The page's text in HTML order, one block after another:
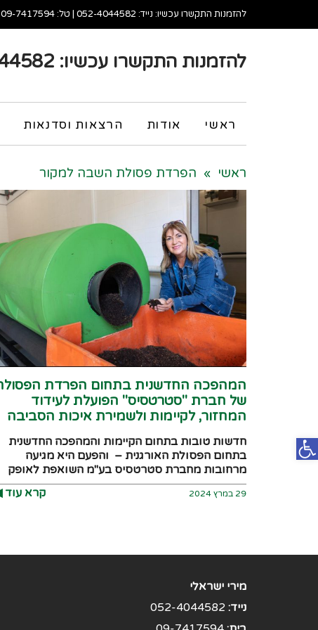
פתח סרגל נגישות
להזמנות התקשרו עכשיו: נייד: 052-4044582 | טל:09-7417594
להזמנות התקשרו עכשיו:
ראשי אודות הרצאות וסדנאות
ראשי » הפרדת פסולת השבה למקור
המהפכה החדשנית בתחום הפרדת
של חברת "סטרטסיס" הפועלת לעידוד
המחזור, לקיימות ולשמירת איכות הסביבה
חדשות טובות בתחום הקיימות והמהפכה החדשנית
בתחום הפסולת האורגנית – והפעם היא מגיעה
מרחובות מחברת סטרטסיס בע"מ השואפת לאופק
ירוק
29 במרץ 2024 קרא עוד
מירי ישראלי
נייד: 052-4044582